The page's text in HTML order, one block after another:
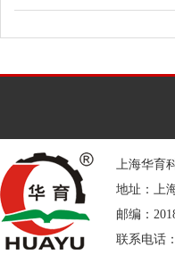
上海华育
地址：上
邮编：
联系电话